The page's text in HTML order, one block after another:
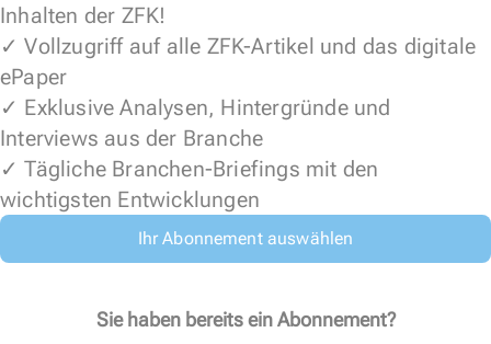
Inhalten der ZFK!
✓ Vollzugriff auf alle ZFK-Artikel und das digitale
ePaper
✓ Exklusive Analysen, Hintergründe und
Interviews aus der Branche
✓ Tägliche Branchen-Briefings mit den
wichtigsten Entwicklungen
Ihr Abonnement auswählen
Sie haben bereits ein Abonnement?